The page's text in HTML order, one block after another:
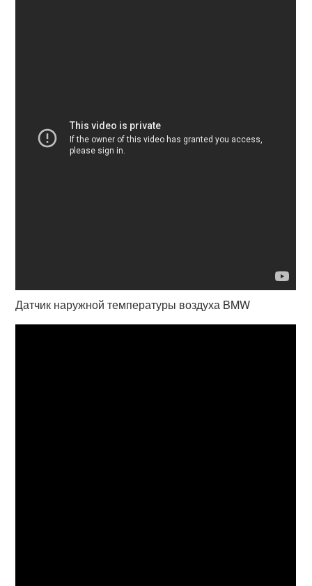
Датчик наружной температуры воздуха BMW